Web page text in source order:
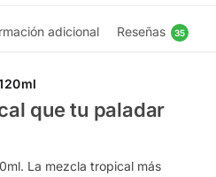
adicional Reseñas 35
que tu paladar
La mezcla tropical más